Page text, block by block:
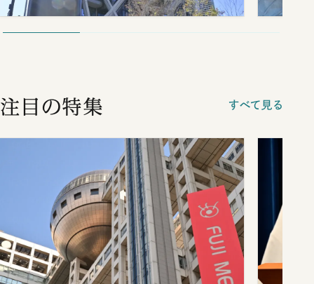
注目の特集 すべて見る